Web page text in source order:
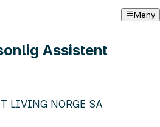
Meny
Assistent
LIVING NORGE SA